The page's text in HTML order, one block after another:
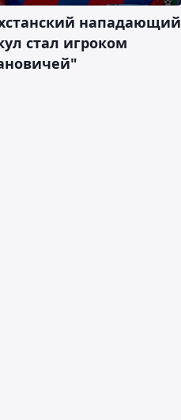
нападающий
стал игроком